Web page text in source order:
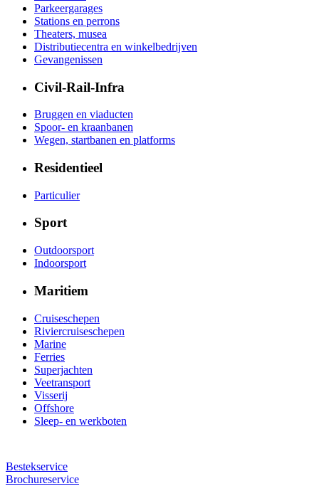
Parkeergarages
Stations en perrons
Theaters, musea
Distributiecentra en winkelbedrijven
Gevangenissen
Civil-Rail-Infra
Bruggen en viaducten
Spoor- en kraanbanen
Wegen, startbanen en platforms
Residentieel
Particulier
Sport
Outdoorsport
Indoorsport
Maritiem
Cruiseschepen
Riviercruiseschepen
Marine
Ferries
Superjachten
Veetransport
Visserij
Offshore
Sleep- en werkboten
Bestekservice
Brochureservice